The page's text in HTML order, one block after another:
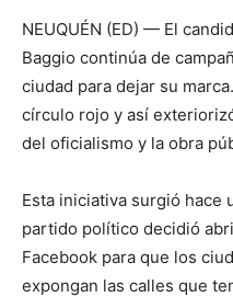
NEUQUÉN (ED) — El
Baggio continúa de
ciudad para dejar su
círculo rojo y así
del oficialismo y la obra
Esta iniciativa surgió hace
partido político decidió
Facebook para que los
expongan las calles que